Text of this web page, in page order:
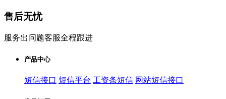
售后无忧
服务出问题客服全程跟进
产品中心
短信接口 短信平台 工资条短信 网站短信接口